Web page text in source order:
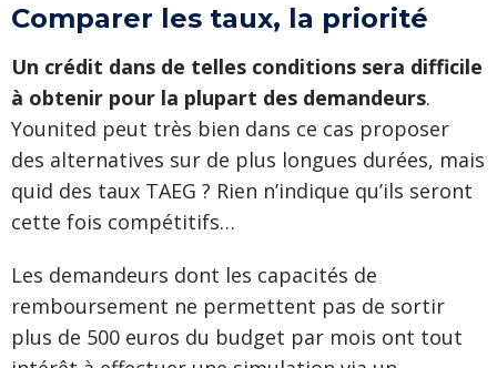
Comparer les taux, la priorité
Un crédit dans de telles conditions sera difficile
à obtenir pour la plupart des demandeurs.
Younited peut très bien dans ce cas proposer
des alternatives sur de plus longues durées, mais
quid des taux TAEG ? Rien n’indique qu’ils seront
cette fois compétitifs…
Les demandeurs dont les capacités de
remboursement ne permettent pas de sortir
plus de 500 euros du budget par mois ont tout